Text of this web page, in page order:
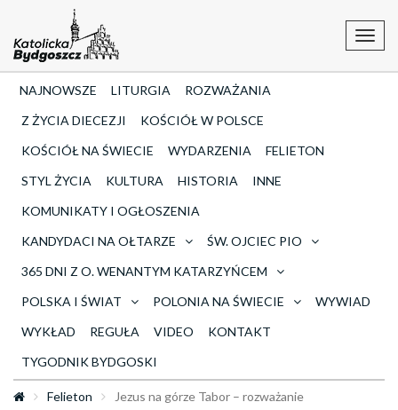
NAJNOWSZE LITURGIA
ROZWAŻANIA
Z ŻYCIA DIECEZJI
KOŚCIÓŁ W POLSCE
KOŚCIÓŁ NA ŚWIECIE
WYDARZENIA
FELIETON
STYL ŻYCIA
KULTURA HISTORIA
INNE
KOMUNIKATY I OGŁOSZENIA
KANDYDACI NA OŁTARZE
ŚW. OJCIEC PIO
365 DNI Z O. WENANTYM KATARZYŃCEM
POLSKA I ŚWIAT
POLONIA NA ŚWIECIE
WYWIAD
WYKŁAD
REGUŁA VIDEO
KONTAKT
TYGODNIK BYDGOSKI
Felieton Jezus na górze Tabor – rozważanie